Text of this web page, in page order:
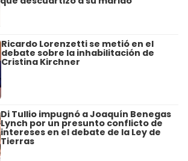
Ricardo Lorenzetti se metió en el
debate sobre la inhabilitación de
Cristina Kirchner
Di Tullio impugnó a Joaquín Benegas
Lynch por un presunto conflicto de
intereses en el debate de la Ley de
Tierras